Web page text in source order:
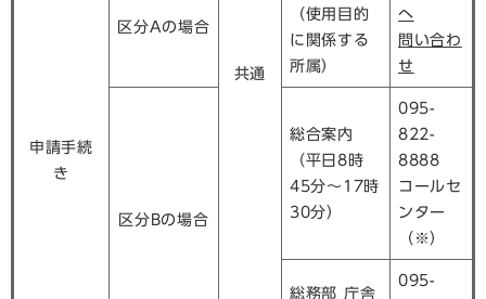
共通
申請手続
き
区分Aの場合
（使用目的
に関係する
所属）
へ
問い合わ
せ
区分Bの場合
総合案内
（平日8時
45分～17時
30分）
095-
822-
8888
コールセ
ンター
（※）
総務部 庁舎
095-